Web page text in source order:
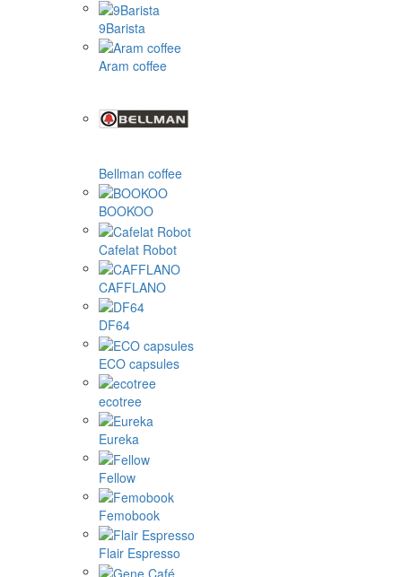
9Barista
Aram coffee
Bellman coffee
BOOKOO
Cafelat Robot
CAFFLANO
DF64
ECO capsules
ecotree
Eureka
Fellow
Femobook
Flair Espresso